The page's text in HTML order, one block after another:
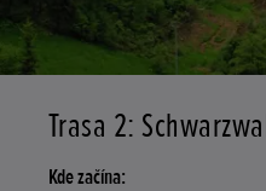
Trasa 2:
Kde začína: